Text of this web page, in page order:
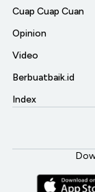
Cuap Cuap Cuan
Opinion
Video
Berbuatbaik.id
Index